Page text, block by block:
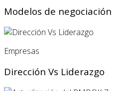
Modelos de negociación
Empresas
Dirección Vs Liderazgo